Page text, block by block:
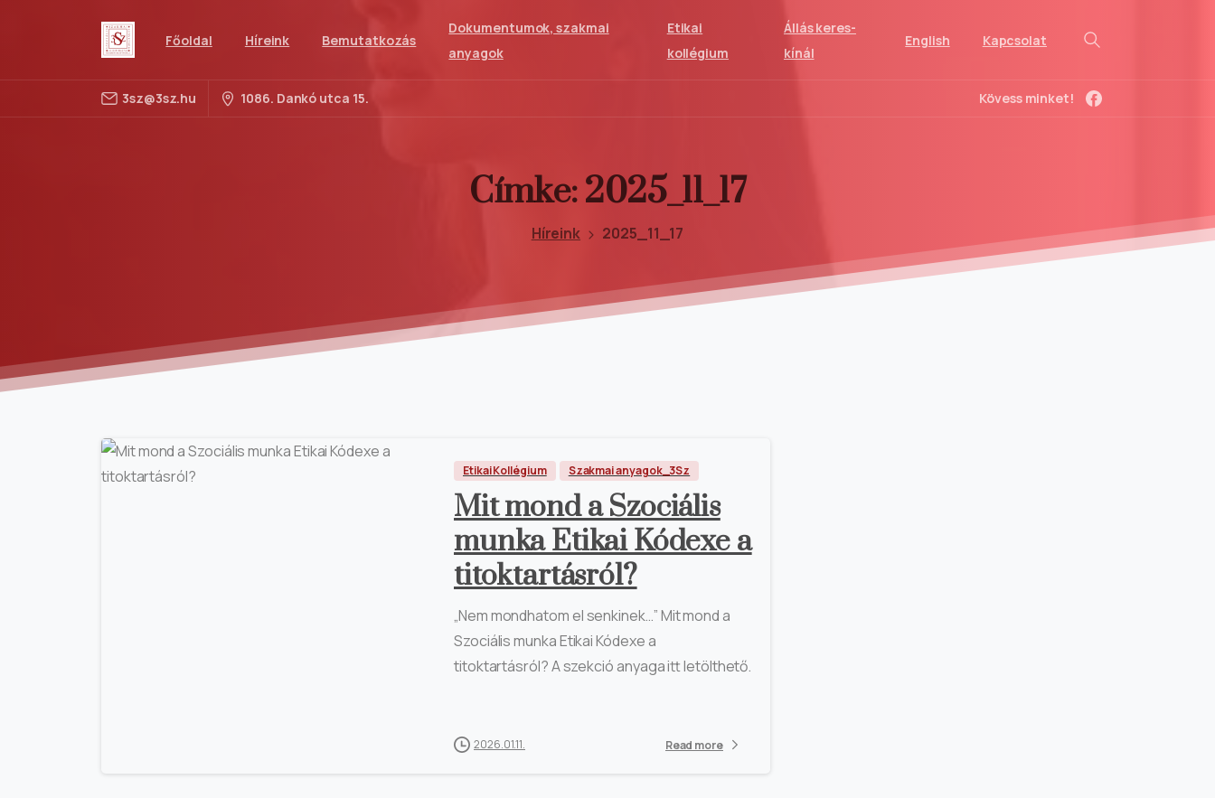
Főoldal Híreink Bemutatkozás
Dokumentumok, szakmai
anyagok
Etikai
kollégium
Állás keres-
kínál
English Kapcsolat
3sz@3sz.hu 1086. Dankó utca 15. Kövess minket!
Címke:2025_11_17
Híreink 2025_11_17
Etikai Kollégium Szakmai anyagok_3Sz
Mit mond a Szociális
munka Etikai Kódexe a
titoktartásról?
„Nem mondhatom el senkinek…” Mit mond a
Szociális munka Etikai Kódexe a
titoktartásról? A szekció anyaga itt letölthető.
2026.01.11. Read more